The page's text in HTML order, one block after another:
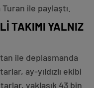
ile paylaştı.
TAKIMI YALNIZ
ile deplasmanda
ay-yıldızlı ekibi
yaklaşık 43 bin